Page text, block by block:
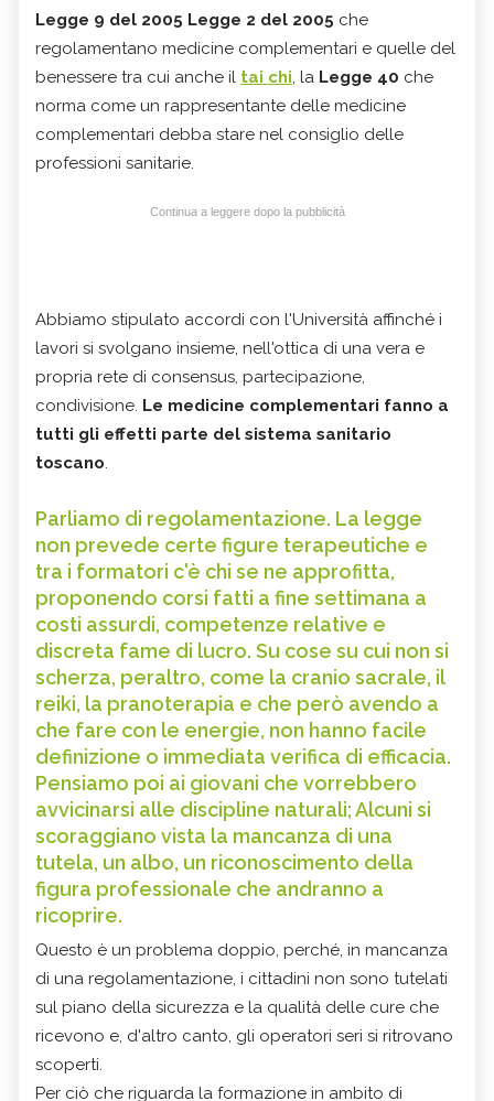
Legge 9 del 2005 Legge 2 del 2005 che
regolamentano medicine complementari e quelle del
benessere tra cui anche il tai chi, la Legge 40 che
norma come un rappresentante delle medicine
complementari debba stare nel consiglio delle
professioni sanitarie.
Continua a leggere dopo la pubblicità
Abbiamo stipulato accordi con l'Università affinché i
lavori si svolgano insieme, nell'ottica di una vera e
propria rete di consensus, partecipazione,
condivisione. Le medicine complementari fanno a
tutti gli effetti parte del sistema sanitario
toscano.
Parliamo di regolamentazione. La legge
non prevede certe figure terapeutiche e
tra i formatori c'è chi se ne approfitta,
proponendo corsi fatti a fine settimana a
costi assurdi, competenze relative e
discreta fame di lucro. Su cose su cui non si
scherza, peraltro, come la cranio sacrale, il
reiki, la pranoterapia e che però avendo a
che fare con le energie, non hanno facile
definizione o immediata verifica di efficacia.
Pensiamo poi ai giovani che vorrebbero
avvicinarsi alle discipline naturali; Alcuni si
scoraggiano vista la mancanza di una
tutela, un albo, un riconoscimento della
figura professionale che andranno a
ricoprire.
Questo è un problema doppio, perché, in mancanza
di una regolamentazione, i cittadini non sono tutelati
sul piano della sicurezza e la qualità delle cure che
ricevono e, d'altro canto, gli operatori seri si ritrovano
scoperti.
Per ciò che riguarda la formazione in ambito di